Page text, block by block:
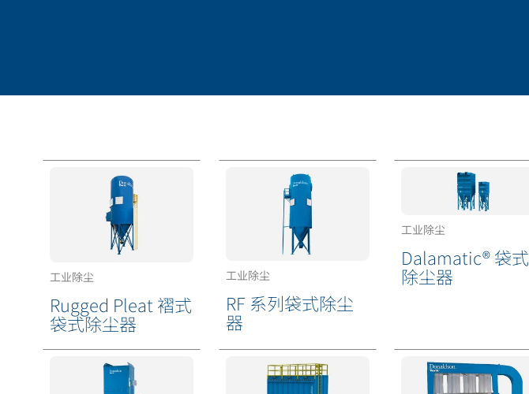
工业除尘
Rugged Pleat 褶式
袋式除尘器
工业除尘
RF 系列袋式除尘
器
工业除尘
Dalamatic® 袋式
除尘器